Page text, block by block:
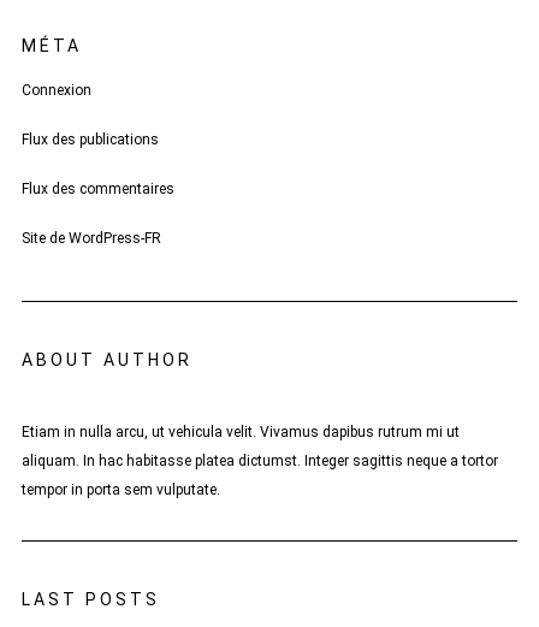
MÉTA
Connexion
Flux des publications
Flux des commentaires
Site de WordPress-FR
ABOUT AUTHOR
Etiam in nulla arcu, ut vehicula velit. Vivamus dapibus rutrum mi ut
aliquam. In hac habitasse platea dictumst. Integer sagittis neque a tortor
tempor in porta sem vulputate.
LAST POSTS